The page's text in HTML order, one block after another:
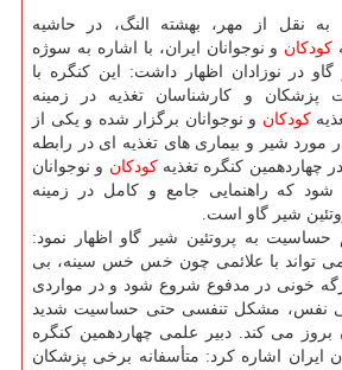
نقل از مهر، بهشته النگ، در حاشیه
كودكان و نوجوانان ایران، با اشاره به سوژه
گاو در نوزادان اظهار داشت: این كنگره با
پزشكان و كارشناسان تغذیه در زمینه
كودكان و نوجوانان برگزار شده و یكی از
شیر و بیماری های تغذیه ای در رابطه
چهاردهمین كنگره تغذیهكودكان و نوجوانان
شود كه راهنمایی جامع و كامل در زمینه
شیر گاو است.
حساسیت به پروتئین شیر گاو اظهار نمود:
تواند با علائمی چون خس خس سینه، بی
خونی در مدفوع شروع شود و در مواردی
نفس، مشكل تنفسی حتی حساسیت شدید
بروز می كند. دبیر علمی چهاردهمین كنگره
ایران اشاره كرد: متأسفانه برخی پزشكان